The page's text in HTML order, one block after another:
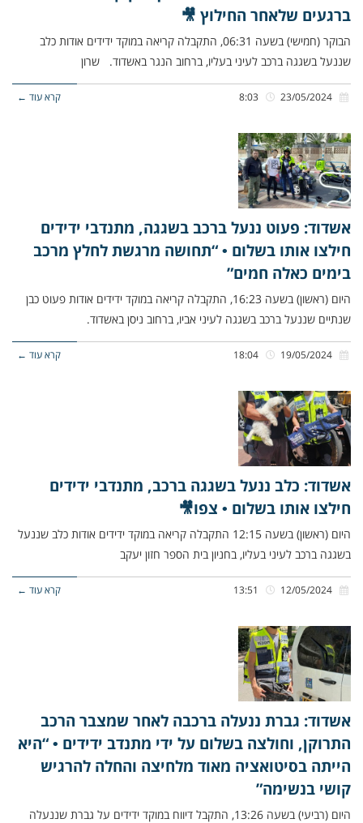
ברגעים שלאחר החילוץ 🎥
הבוקר (חמישי) בשעה 06:31, התקבלה קריאה במוקד ידידים אודות כלב
שננעל בשגגה ברכב לעיני בעליו, ברחוב הנגר באשדוד. שרון
קרא עוד ←
אשדוד: פעוט ננעל ברכב בשגגה, מתנדבי ידידים
חילצו אותו בשלום • “תחושה מרגשת לחלץ מרכב
בימים כאלה חמים”
היום (ראשון) בשעה 16:23, התקבלה קריאה במוקד ידידים אודות פעוט כבן
שנתיים שננעל ברכב בשגגה לעיני אביו, ברחוב ניסן באשדוד.
קרא עוד ←
אשדוד: כלב ננעל בשגגה ברכב, מתנדבי ידידים
חילצו אותו בשלום • צפו🎥
היום (ראשון) בשעה 12:15 התקבלה קריאה במוקד ידידים אודות כלב שננעל
בשגגה ברכב לעיני בעליו, בחניון בית הספר חזון יעקב
קרא עוד ←
אשדוד: גברת ננעלה ברכבה לאחר שמצבר הרכב
התרוקן, וחולצה בשלום על ידי מתנדב ידידים • “היא
הייתה בסיטואציה מאוד מלחיצה והחלה להרגיש
קושי בנשימה”
היום (רביעי) בשעה 13:26, התקבל דיווח במוקד ידידים על גברת שננעלה